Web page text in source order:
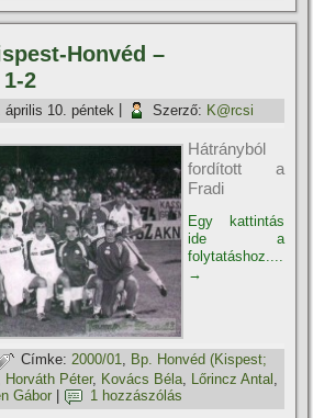
Honvéd –
2
április 10. péntek Szerző: K@rcsi
Hátrányból
fordított a
Fradi
Egy kattintás
ide a
folytatáshoz....
→
Címke: 2000/01, Bp. Honvéd (Kispest;
Horváth Péter, Kovács Béla Lőrincz Antal
Gábor 1 hozzászólás